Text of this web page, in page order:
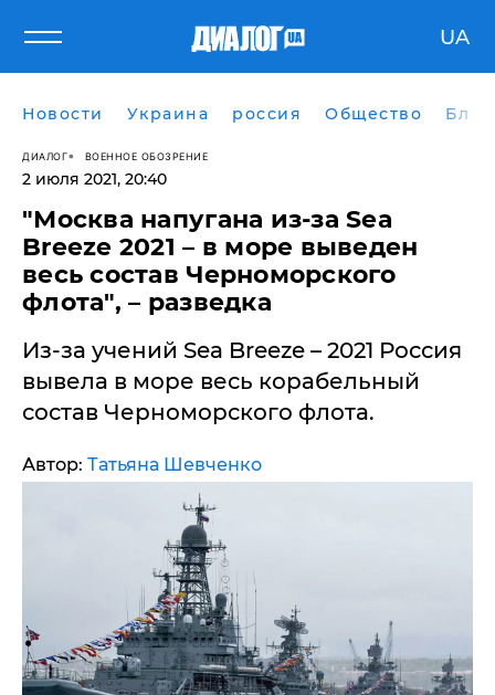
UA
Новости Украина россия Общество
ДИАЛОГ ВОЕННОЕ ОБОЗРЕНИЕ
2 июля 2021, 20:40
"Москва напугана из-за Sea
Breeze 2021 – в море выведен
весь состав Черноморского
флота", – разведка
Из-за учений Sea Breeze – 2021 Россия
вывела в море весь корабельный
состав Черноморского флота.
Автор: Татьяна Шевченко